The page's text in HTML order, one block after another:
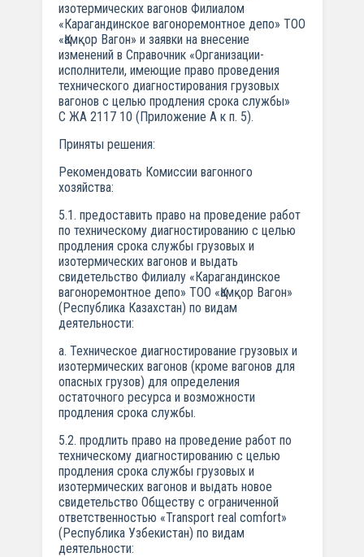
изотермических вагонов Филиалом
«Карагандинское вагоноремонтное депо» ТОО
«Қамқор Вагон» и заявки на внесение
изменений в Справочник «Организации-
исполнители, имеющие право проведения
технического диагностирования грузовых
вагонов с целью продления срока службы»
С ЖА 2117 10 (Приложение А к п. 5).
Приняты решения:
Рекомендовать Комиссии вагонного
хозяйства:
5.1. предоставить право на проведение работ
по техническому диагностированию с целью
продления срока службы грузовых и
изотермических вагонов и выдать
свидетельство Филиалу «Карагандинское
вагоноремонтное депо» ТОО «Қамқор Вагон»
(Республика Казахстан) по видам
деятельности:
а. Техническое диагностирование грузовых и
изотермических вагонов (кроме вагонов для
опасных грузов) для определения
остаточного ресурса и возможности
продления срока службы.
5.2. продлить право на проведение работ по
техническому диагностированию с целью
продления срока службы грузовых и
изотермических вагонов и выдать новое
свидетельство Обществу с ограниченной
ответственностью «Transport real comfort»
(Республика Узбекистан) по видам
деятельности: